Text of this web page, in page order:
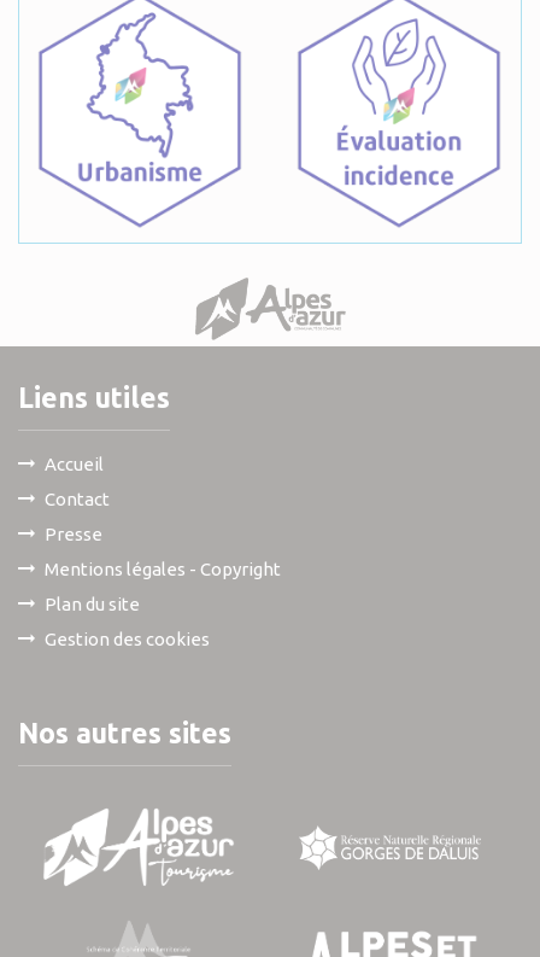
Liens utiles
Accueil
Contact
Presse
Mentions légales - Copyright
Plan du site
Gestion des cookies
Nos autres sites